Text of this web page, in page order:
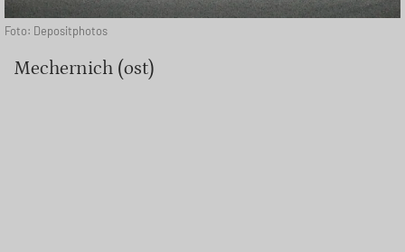
Foto: Depositphotos
Mechernich (ost)